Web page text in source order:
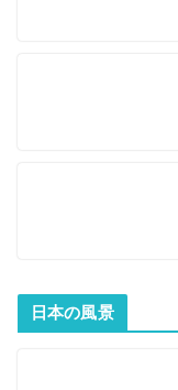
日本の風景